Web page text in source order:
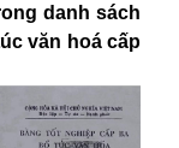
danh sách
văn hoá cấp